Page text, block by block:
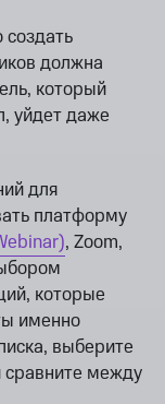
должна
который
уйдет даже
для
платформу
, Zoom,
которые
именно
выберите
между